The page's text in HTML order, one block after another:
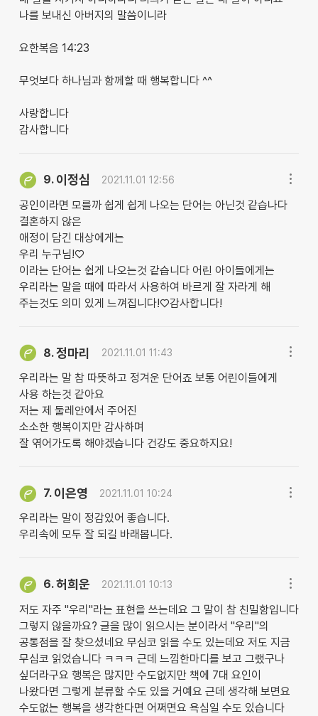
나를 보내신 아버지의 말씀이니라
요한복음 14:23
무엇보다 하나님과 함께할 때 행복합니다 ^^
사랑합니다
감사합니다
9. 이정심 2021.11.01 12:56
공인이라면 모를까 쉽게 쉽게 나오는 단어는 아닌것 같습나다
결혼하지 않은
애정이 담긴 대상에게는
우리 누구님!♡
이라는 단어는 쉽게 나오는것 같습니다 어린 아이들에게는
우리라는 말을 때에 따라서 사용하여 바르게 잘 자라게 해
주는것도 의미 있게 느껴집니다!♡감사합니다!
8.정마리 2021.11.01 11:43
우리라는 말 참 따뜻하고 정겨운 단어죠 보통 어린이들에게
사용 하는것 같아요
저는 제 둘레안에서 주어진
소소한 행복이지만 감사하며
잘 엮어가도록 해야겠습니다 건강도 중요하지요!
7. 이은영 2021.11.01 10:24
우리라는 말이 정감있어 좋습니다.
우리속에 모두 잘 되길 바래봅니다.
6.허희운 2021.11.01 10:13
저도 자주 "우리"라는 표현을 쓰는데요 그 말이 참 친밀함입니다
그렇지 않을까요? 글을 많이 읽으시는 분이라서 "우리"의
공통점을 잘 찾으셨네요 무심코 읽을 수도 있는데요 저도 지금
무심코 읽었습니다 ㅋㅋㅋ 근데 느낌한마디를 보고 그랬구나
싶더라구요 행복은 많지만 수도없지만 책에 7대 요인이
나왔다면 그렇게 분류할 수도 있을 거예요 근데 생각해 보면요
수도없는 행복을 생각한다면 어쩌면요 욕심일 수도 있습니다